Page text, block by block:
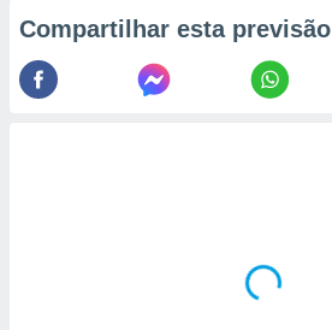
Compartilhar esta previsão